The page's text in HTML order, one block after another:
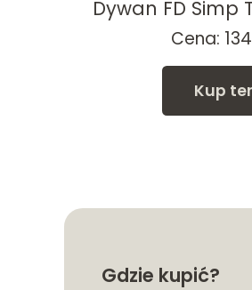
Dywan FD Simp
Cena:
Kup
Gdzie kupić?